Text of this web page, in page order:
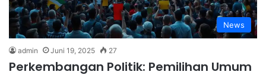
News
admin Juni 19, 2025 27
Perkembangan Politik: Pemilihan Umum